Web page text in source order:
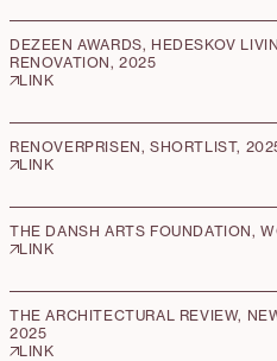
DEZEEN AWARDS, HEDESKOV
RENOVATION, 2025
LINK
RENOVERPRISEN, SHORTLIST,
LINK
THE DANSH ARTS FOUNDATION,
LINK
THE ARCHITECTURAL REVIEW,
2025
LINK